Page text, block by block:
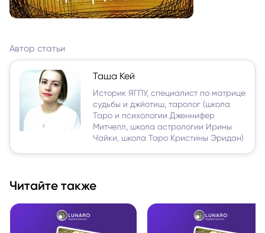
Автор статьи
Таша Кей
Историк ЯГПУ, специалист по матрице
судьбы и джйотиш, таролог (школа
Таро и психологии Дженнифер
Митчелл, школа астрологии Ирины
Чайки, школа Таро Кристины Эридан)
Читайте также